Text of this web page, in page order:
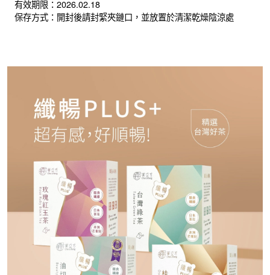
有效期限：2026.02.18
保存方式：開封後請封緊夾鏈口，並放置於清潔乾燥陰涼處